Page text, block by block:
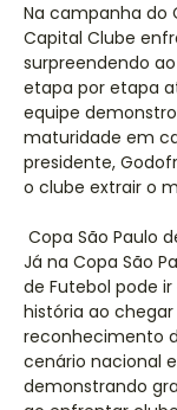
Na campanha do
Capital Clube
surpreendendo
etapa por etapa
equipe
maturidade em
presidente,
o clube extrair o
Copa São Paulo
Já na Copa São
de Futebol pode
história ao
reconhecimento
cenário nacional
demonstrando